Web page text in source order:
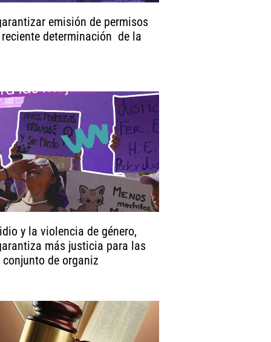
emisión de permisos
determinación de la
y la violencia de género,
más justicia para las
de organiz